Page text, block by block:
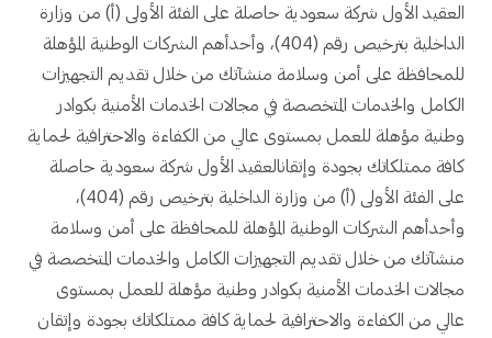
العقيد الأول شركة سعودية حاصلة على الفئة الأولى (أ) من وزارة
الداخلية بترخيص رقم (404)، وأحدأهم الشركات الوطنية المؤهلة
للمحافظة على أمن وسلامة منشآتك من خلال تقديم التجهيزات
الكامل والخدمات المتخصصة في مجالات الخدمات الأمنية بكوادر
وطنية مؤهلة للعمل بمستوى عالي من الكفاءة والاحترافية لحماية
كافة ممتلكاتك بجودة وإتقانالعقيد الأول شركة سعودية حاصلة
على الفئة الأولى (أ) من وزارة الداخلية بترخيص رقم (404)،
وأحدأهم الشركات الوطنية المؤهلة للمحافظة على أمن وسلامة
منشآتك من خلال تقديم التجهيزات الكامل والخدمات المتخصصة في
مجالات الخدمات الأمنية بكوادر وطنية مؤهلة للعمل بمستوى
عالي من الكفاءة والاحترافية لحماية كافة ممتلكاتك بجودة وإتقان